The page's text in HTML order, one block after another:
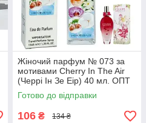
Жіночий парфум № 073 за
мотивами Cherry In The Air
(Черрі Ін Зе Еір) 40 мл. ОПТ
Готово до відправки
106 ₴ 134 ₴